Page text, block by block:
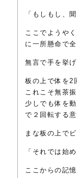
「もしもし、
ここでようや
に一所懸命で
無言で手を挙
板の上で体を2
これこそ無茶振
少しでも体を
で２回転する
まな板の上で
「それでは始
ここからの記